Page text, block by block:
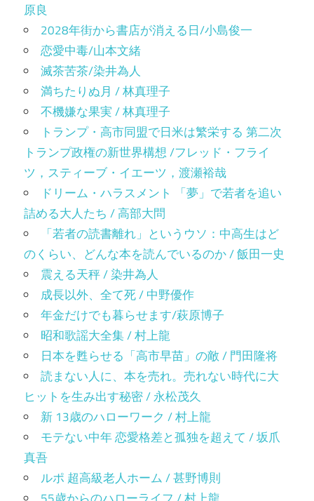
原良
2028年街から書店が消える日/小島俊一
恋愛中毒/山本文緒
滅茶苦茶/染井為人
満ちたりぬ月 / 林真理子
不機嫌な果実 / 林真理子
トランプ・高市同盟で日米は繁栄する 第二次
トランプ政権の新世界構想 /フレッド・フライ
ツ，スティーブ・イエーツ，渡瀬裕哉
ドリーム・ハラスメント 「夢」で若者を追い
詰める大人たち / 高部大問
「若者の読書離れ」というウソ：中高生はど
のくらい、どんな本を読んでいるのか / 飯田一史
震える天秤 / 染井為人
成長以外、全て死 / 中野優作
年金だけでも暮らせます/萩原博子
昭和歌謡大全集 / 村上龍
日本を甦らせる「高市早苗」の敵 / 門田隆将
読まない人に、本を売れ。売れない時代に大
ヒットを生み出す秘密 / 永松茂久
新 13歳のハローワーク / 村上龍
モテない中年 恋愛格差と孤独を超えて / 坂爪
真吾
ルポ 超高級老人ホーム / 甚野博則